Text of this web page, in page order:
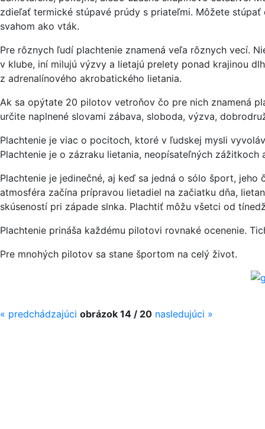
zdieľať termické stúpavé prúdy s priateľmi. Môžete
svahom ako vták.
Pre rôznych ľudí plachtenie znamená veľa rôznych vecí.
v klube, iní milujú výzvy a lietajú prelety ponad krajinou
z adrenalínového akrobatického lietania.
Ak sa opýtate 20 pilotov vetroňov čo pre nich znamená
určite naplnené slovami zábava, sloboda, výzva,
Plachtenie je viac o pocitoch, ktoré v ľudskej mysli
Plachtenie je o zázraku lietania, neopísateľných
Plachtenie je jedinečné, aj keď sa jedná o sólo šport,
atmosféra začína prípravou lietadiel na začiatku dňa,
skúseností pri západe slnka. Plachtiť môžu všetci od
Plachtenie prináša každému pilotovi rovnaké ocenenie.
Pre mnohých pilotov sa stane športom na celý život.
« predchádzajúci obrázok 14 / 20 nasledujúci »